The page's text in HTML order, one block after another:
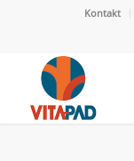
Kontakt